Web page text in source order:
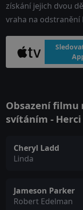
získání jejich dvou
vraha na odstranění
Obsazení filmu
svítáním -
Cheryl Ladd
Linda
Jameson Parker
Robert Edelman